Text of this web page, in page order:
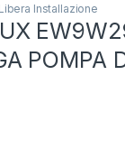
Libera Installazione
POMPA